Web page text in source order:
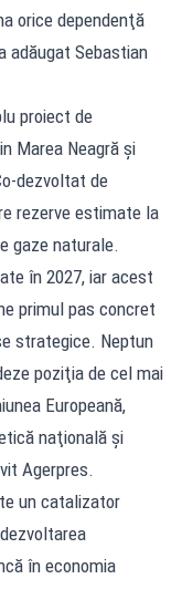
orice dependenţă
adăugat Sebastian
proiect de
Marea Neagră şi
dezvoltat de
rezerve estimate la
gaze naturale.
în 2027, iar acest
primul pas concret
strategice. Neptun
poziţia de cel mai
Europeană,
naţională şi
Agerpres.
un catalizator
în economia